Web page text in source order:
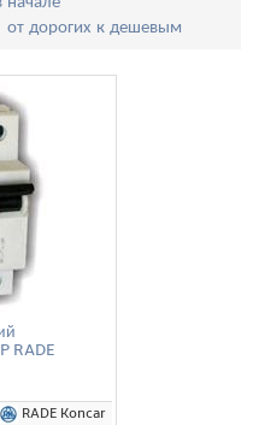
от дорогих к дешевым
RADE
RADE Koncar